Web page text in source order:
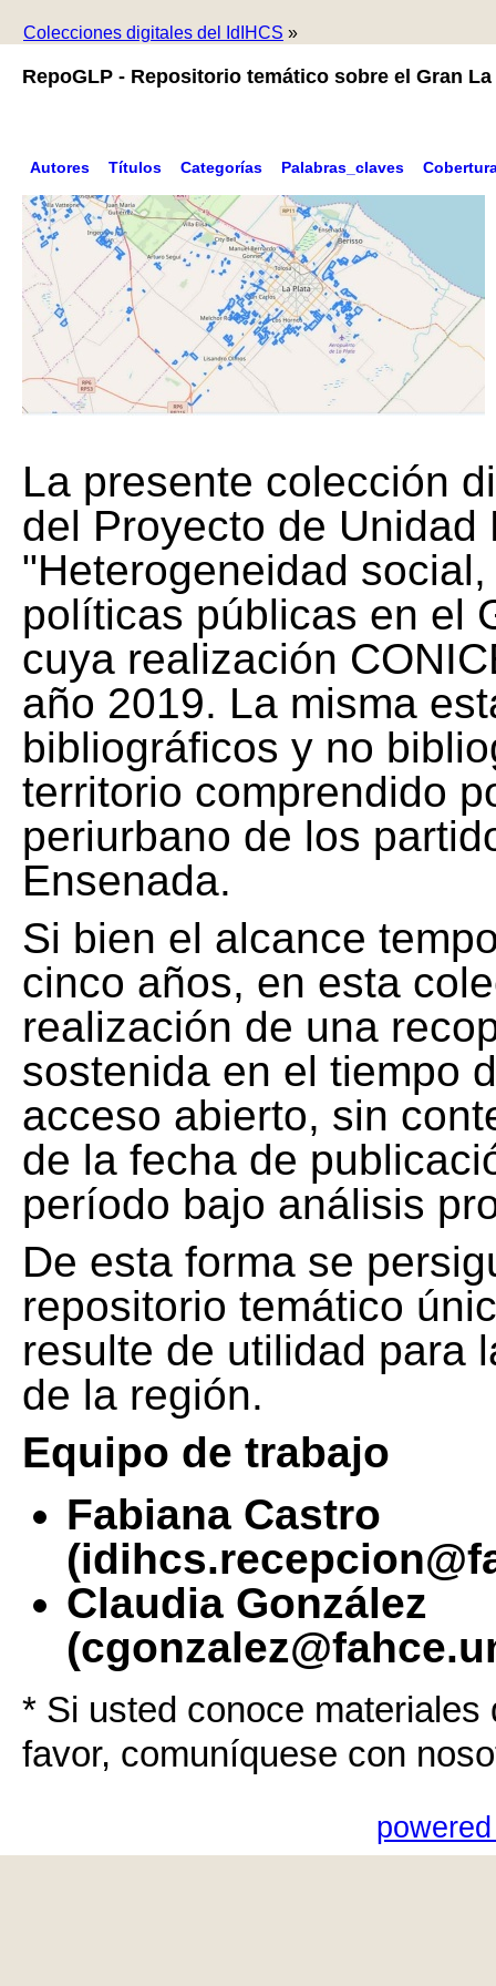
Colecciones digitales del IdIHCS »
RepoGLP - Repositorio temático sobre el Gran La
Autores Títulos Categorías Palabras_claves
La presente colección
del Proyecto de Unidad
"Heterogeneidad
políticas públicas en el
cuya realización
año 2019. La misma
bibliográficos y no
territorio comprendido
periurbano de los
Ensenada.
Si bien el alcance
cinco años, en esta
realización de una
sostenida en el tiempo
acceso abierto, sin
de la fecha de
período bajo análisis
De esta forma se
repositorio temático
resulte de utilidad para
de la región.
Equipo de trabajo
Fabiana Castro
Claudia González
* Si usted conoce
favor, comuníquese con